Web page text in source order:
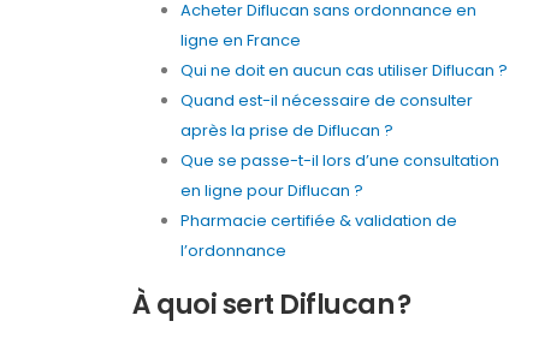
Acheter Diflucan sans ordonnance en
ligne en France
Qui ne doit en aucun cas utiliser Diflucan ?
Quand est-il nécessaire de consulter
après la prise de Diflucan ?
Que se passe-t-il lors d’une consultation
en ligne pour Diflucan ?
Pharmacie certifiée & validation de
l’ordonnance
À quoi sert Diflucan ?